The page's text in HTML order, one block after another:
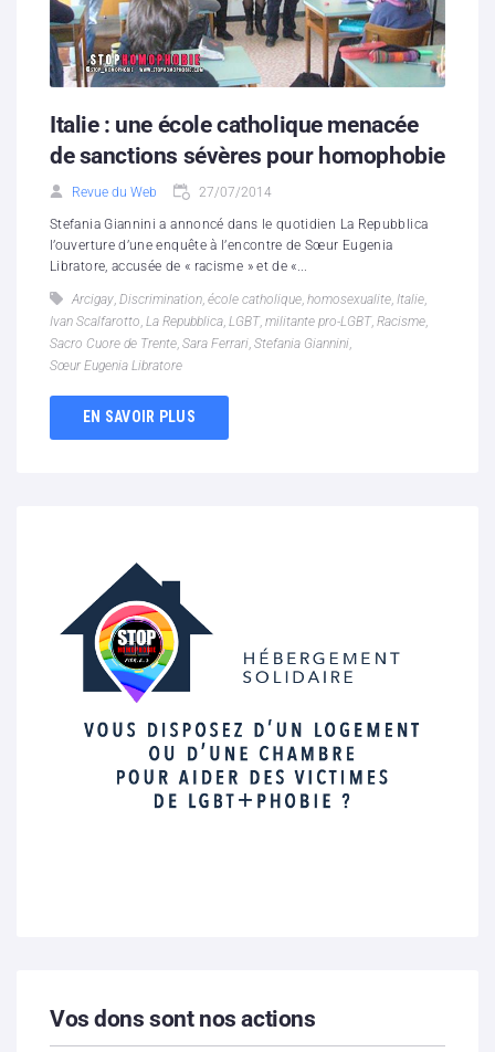
Italie : une école catholique menacée
de sanctions sévères pour homophobie
Revue du Web 27/07/2014
Stefania Giannini a annoncé dans le quotidien La Repubblica
l’ouverture d’une enquête à l’encontre de Sœur Eugenia
Libratore, accusée de « racisme » et de «...
Arcigay, Discrimination, école catholique, homosexualite, Italie,
Ivan Scalfarotto, La Repubblica, LGBT, militante pro-LGBT, Racisme,
Sacro Cuore de Trente, Sara Ferrari, Stefania Giannini,
Sœur Eugenia Libratore
EN SAVOIR PLUS
Vos dons sont nos actions